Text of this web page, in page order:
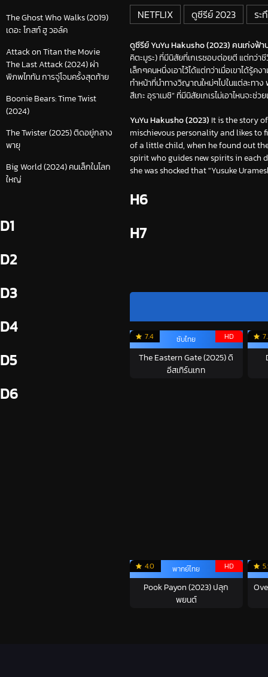
The Ghost Who Walks (2019)
เดอะ โกสท์ ฮู วอล์ค
Attack on Titan the Movie
The Last Attack (2024) ผ่า
พิภพไททัน การจู่โจมครั้งสุดท้าย
Boonie Bears: Time Twist
(2024)
The Twister (2025) ติดอยู่กลาง
พายุ
Big World (2024) คนเล็กในโลก
ใหญ่
D1
D2
D3
D4
D5
D6
NETFLIX ดูซีรีย์ 2023 ระ
ดูซีรีย์ YuYu Hakusho (2023) คนเก่งฟ้า
คิตะมูระ) ที่มีนิสัยที่เกเรชอบต่อยตี แต่ทว่า
เล็กๆคนหนึ่งเอาไว้ได้แต่ทว่าเมื่อเขาได้รู้
ทำหน้าที่นำทางวิญาณใหม่ๆไปในแต่ละทา
สึเกะ อุราเมชิ” ที่มีนิสัยเกเรไม่เอาไหนจะ
YuYu Hakusho (2023) It is the story
mischievous personality and likes to
of a little child, when he found out
spirit who guides new spirits in
she was shocked that "Yusuke
H6
H7
7.4 HD
ซับไทย
The Eastern Gate (2025) ดิ
อีสเทิร์นเกท
4.0 HD
พากย์ไทย
Pook Payon (2023) ปลุก
พยนต์